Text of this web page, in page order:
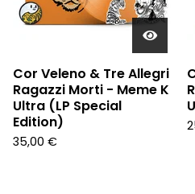
Cor Veleno & Tre Allegri
Ragazzi Morti - Meme K
Ultra (LP Special
Edition)
35,00 €